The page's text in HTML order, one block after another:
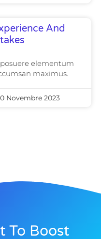
And
elementum
maximus.
Novembre 2023
To Boost